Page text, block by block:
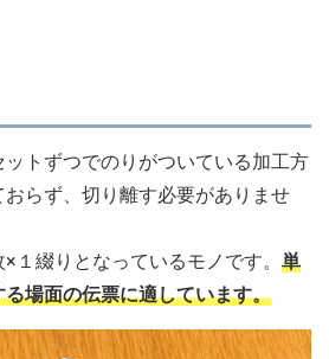
トずつでのりがついている加工方
らず、切り離す必要がありませ
１綴りとなっているモノです。 単
場面の伝票に適しています。